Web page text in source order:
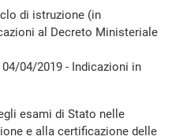
di istruzione (in
al Decreto Ministeriale
04/2019 - Indicazioni in
esami di Stato nelle
e alla certificazione delle